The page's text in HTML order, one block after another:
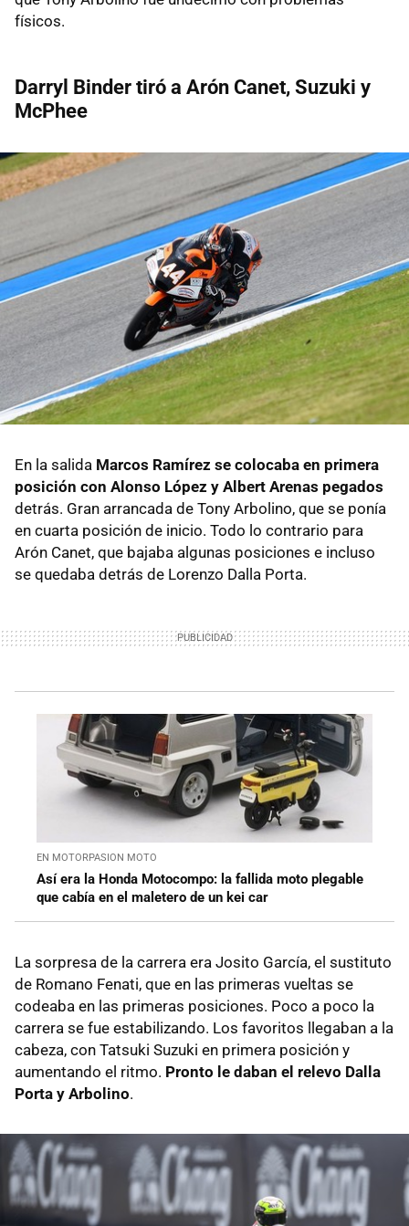
físicos.
Darryl Binder tiró a Arón Canet, Suzuki y
McPhee
En la salida Marcos Ramírez se colocaba en primera
posición con Alonso López y Albert Arenas pegados
detrás. Gran arrancada de Tony Arbolino, que se ponía
en cuarta posición de inicio. Todo lo contrario para
Arón Canet, que bajaba algunas posiciones e incluso
se quedaba detrás de Lorenzo Dalla Porta.
EN MOTORPASION MOTO
Así era la Honda Motocompo: la fallida moto plegable
que cabía en el maletero de un kei car
La sorpresa de la carrera era Josito García, el sustituto
de Romano Fenati, que en las primeras vueltas se
codeaba en las primeras posiciones. Poco a poco la
carrera se fue estabilizando. Los favoritos llegaban a la
cabeza, con Tatsuki Suzuki en primera posición y
aumentando el ritmo. Pronto le daban el relevo Dalla
Porta y Arbolino.